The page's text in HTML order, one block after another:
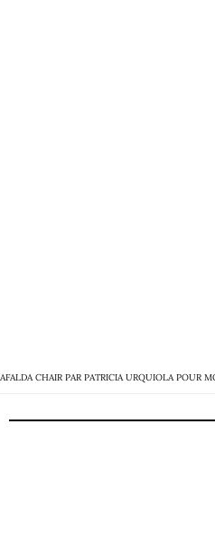
CHAIR PAR PATRICIA URQUIOLA POUR